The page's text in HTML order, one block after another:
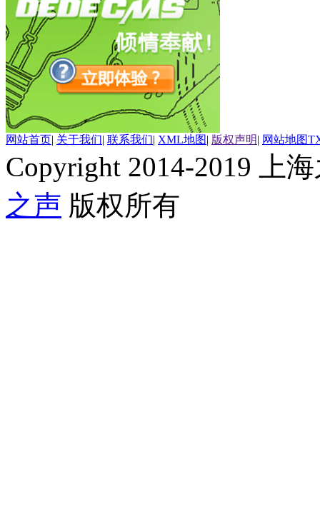
网站首页| 关于我们| 联系我们| XML地图| 版权声明| 网站地图
Copyright 2014-2019 上
之声 版权所有